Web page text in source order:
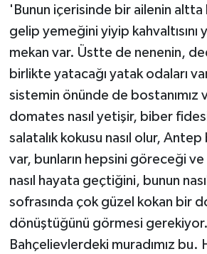
'Bunun içerisinde bir ailenin altta
gelip yemeğini yiyip kahvaltısını
mekan var. Üstte de nenenin,
birlikte yatacağı yatak odaları
sistemin önünde de bostanımız
domates nasıl yetişir, biber fidesi
salatalık kokusu nasıl olur,
var, bunların hepsini göreceği
nasıl hayata geçtiğini, bunun
sofrasında çok güzel kokan bir
dönüştüğünü görmesi gerekiyor.
Bahçelievlerdeki muradımız bu.